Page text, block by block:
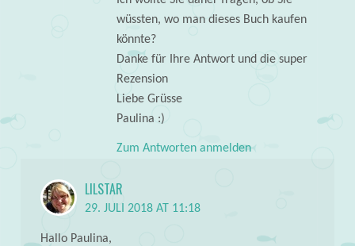
wüssten, wo man dieses Buch kaufen
könnte?
Danke für Ihre Antwort und die super
Rezension
Liebe Grüsse
Paulina :)
Zum Antworten anmelden
LILSTAR
29. JULI 2018 AT 11:18
Hallo Paulina,